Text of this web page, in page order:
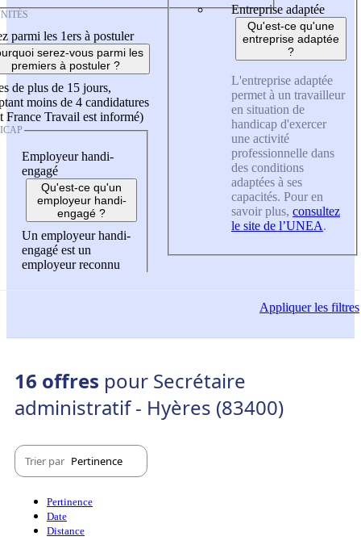
parmi les 1ers à postuler
serez-vous parmi les
premiers à postuler ?
de plus de 15 jours,
moins de 4 candidatures
France Travail est informé)
Employeur handi-
engagé
Qu'est-ce qu'un
employeur handi-
engagé ?
Un employeur handi-
engagé est un
employeur reconnu
Entreprise adaptée
Qu'est-ce qu'une
entreprise adaptée
?
L'entreprise adaptée
permet à un travailleur
en situation de
handicap d'exercer
une activité
professionnelle dans
des conditions
adaptées à ses
capacités. Pour en
savoir plus, consultez
le site de l’UNEA.
Appliquerles filtres
16 offres pour Secrétaire
administratif - Hyères (83400)
Trier par Pertinence
Pertinence
Date
Distance